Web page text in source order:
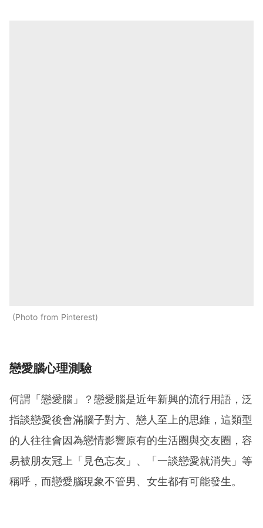
Photo from Pinterest
戀愛腦心理測驗
何謂「戀愛腦」？戀愛腦是近年新興的流行用語，泛
指談戀愛後會滿腦子對方、戀人至上的思維，這類型
的人往往會因為戀情影響原有的生活圈與交友圈，容
易被朋友冠上「見色忘友」、「一談戀愛就消失」等
稱呼，而戀愛腦現象不管男、女生都有可能發生。